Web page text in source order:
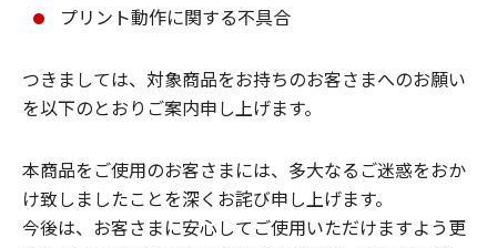
プリント動作に関する不具合
つきましては、対象商品をお持ちのお客さまへのお願い
を以下のとおりご案内申し上げます。
本商品をご使用のお客さまには、多大なるご迷惑をおか
け致しましたことを深くお詫び申し上げます。
今後は、お客さまに安心してご使用いただけますよう更